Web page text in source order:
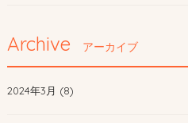
Archive アーカイブ
2024年3月 (8)